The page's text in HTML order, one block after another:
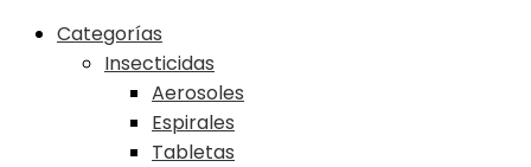
Categorías
Insecticidas
Aerosoles
Espirales
Tabletas